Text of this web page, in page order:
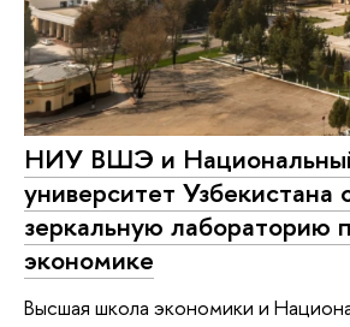
НИУ ВШЭ и
университет Узбекистана
зеркальную лабораторию
экономике
Высшая школа экономики и